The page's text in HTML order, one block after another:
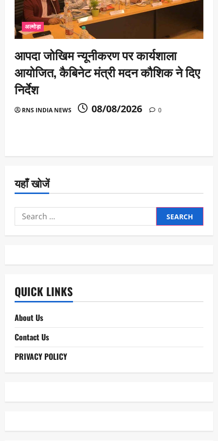
अल्मोड़ा
आपदा जोखिम न्यूनीकरण पर कार्यशाला
आयोजित, कैबिनेट मंत्री मदन कौशिक ने दिए
निर्देश
RNS INDIA NEWS 08/08/2026 0
यहाँ खोजें
Search
for:
QUICK LINKS
About Us
Contact Us
PRIVACY POLICY